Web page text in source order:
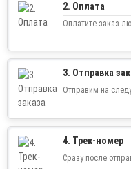
2. Оплата
Оплатите заказ
3. Отправка
Отправим на
4. Трек-номер
Сразу после